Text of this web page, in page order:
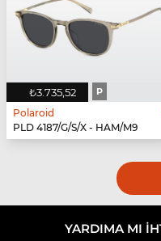
₺3.735,52 P
Polaroid
PLD 4187/G/S/X - HAM/M9
YARDIMA MI